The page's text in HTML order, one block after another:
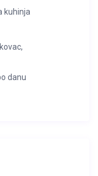
kuhinja
danu